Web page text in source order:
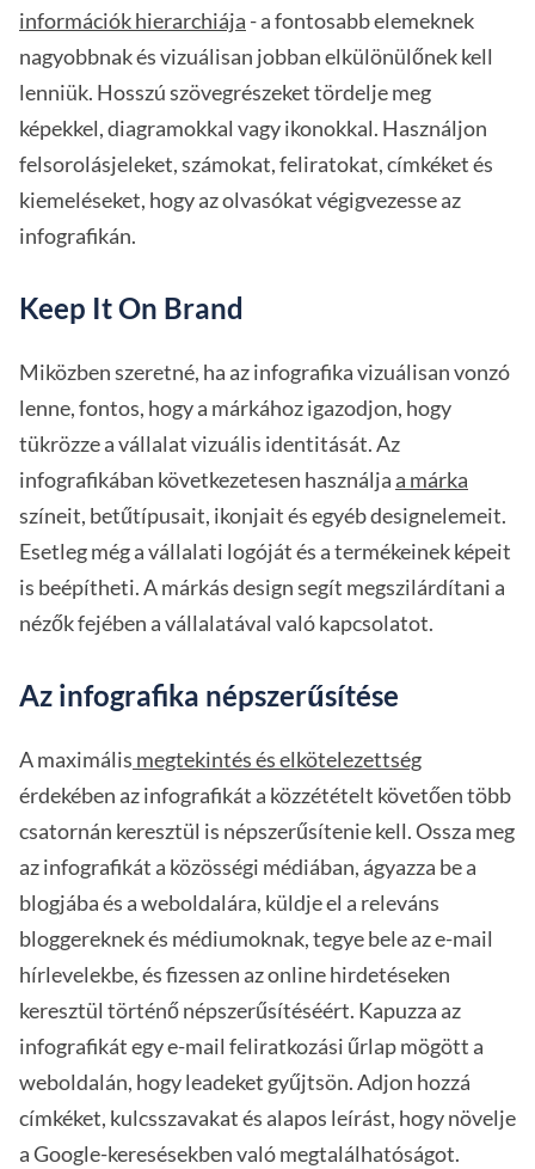
információk hierarchiája - a fontosabb elemeknek
nagyobbnak és vizuálisan jobban elkülönülőnek kell
lenniük. Hosszú szövegrészeket tördelje meg
képekkel, diagramokkal vagy ikonokkal. Használjon
felsorolásjeleket, számokat, feliratokat, címkéket és
kiemeléseket, hogy az olvasókat végigvezesse az
infografikán.
Keep It On Brand
Miközben szeretné, ha az infografika vizuálisan vonzó
lenne, fontos, hogy a márkához igazodjon, hogy
tükrözze a vállalat vizuális identitását. Az
infografikában következetesen használja a márka
színeit, betűtípusait, ikonjait és egyéb designelemeit.
Esetleg még a vállalati logóját és a termékeinek képeit
is beépítheti. A márkás design segít megszilárdítani a
nézők fejében a vállalatával való kapcsolatot.
Az infografika népszerűsítése
A maximális megtekintés és elkötelezettség
érdekében az infografikát a közzétételt követően több
csatornán keresztül is népszerűsítenie kell. Ossza meg
az infografikát a közösségi médiában, ágyazza be a
blogjába és a weboldalára, küldje el a releváns
bloggereknek és médiumoknak, tegye bele az e-mail
hírlevelekbe, és fizessen az online hirdetéseken
keresztül történő népszerűsítéséért. Kapuzza az
infografikát egy e-mail feliratkozási űrlap mögött a
weboldalán, hogy leadeket gyűjtsön. Adjon hozzá
címkéket, kulcsszavakat és alapos leírást, hogy növelje
a Google-keresésekben való megtalálhatóságot.